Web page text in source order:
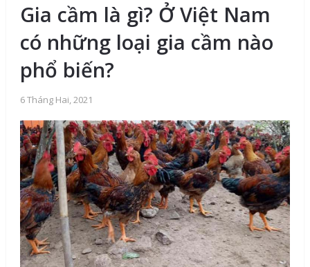
Gia cầm là gì? Ở Việt Nam
có những loại gia cầm nào
phổ biến?
6 Tháng Hai, 2021